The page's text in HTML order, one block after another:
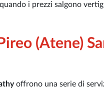
i prezzi salgono
(Atene)
offrono una serie di